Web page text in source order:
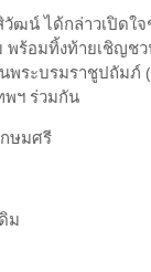
ฒน์ ได้กล่าวเปิดใ
พร้อมทิ้งท้ายเชิญ
พระบรมราชูปถัมภ์
พฯ ร่วมกัน
ษมศรี
ม